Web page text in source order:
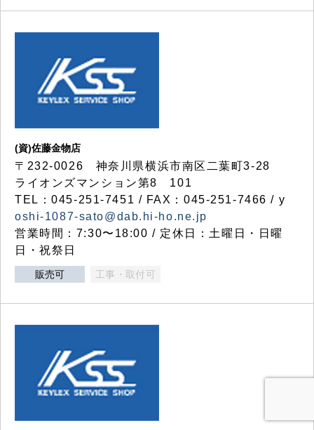
(資)佐藤金物店
〒232-0026 神奈川県横浜市南区二葉町3-28
ライオンズマンション第8 101
TEL：045-251-7451 / FAX：045-251-7466 / y
oshi-1087-sato@dab.hi-ho.ne.jp
営業時間：7:30〜18:00 / 定休日：土曜日・日曜
日・祝祭日
販売可 工事・取付可